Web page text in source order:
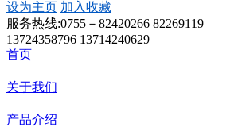
设为主页 加入收藏
服务热线:0755－82420266 82269119
13724358796 13714240629
首页
关于我们
产品介绍